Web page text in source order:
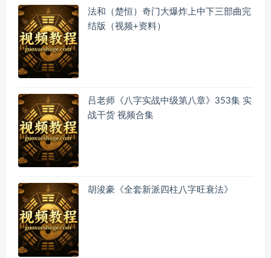
法和（楚恒）奇门大爆炸上中下三部曲完
结版（视频+资料）
吕老师《八字实战中级第八章》353集 实
战干货 视频合集
胡浚豪《全套新派四柱八字旺衰法》